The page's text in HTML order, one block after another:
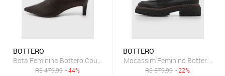
BOTTERO
Bota Feminina Bottero Couro Cano Baixo Marrom
R$479,99 - 44%
BOTTERO
Mocassim Feminino Bottero
R$379,99 - 22%